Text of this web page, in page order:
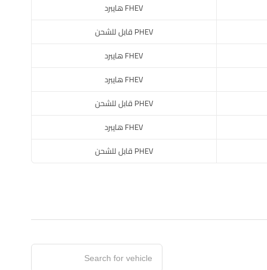
FHEV هايبرد
PHEV قابل للشحن
FHEV هايبرد
FHEV هايبرد
PHEV قابل للشحن
FHEV هايبرد
PHEV قابل للشحن